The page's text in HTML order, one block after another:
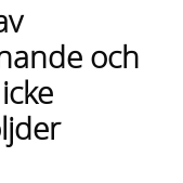
och